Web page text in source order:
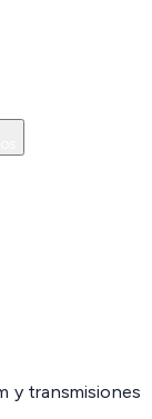
y transmisiones